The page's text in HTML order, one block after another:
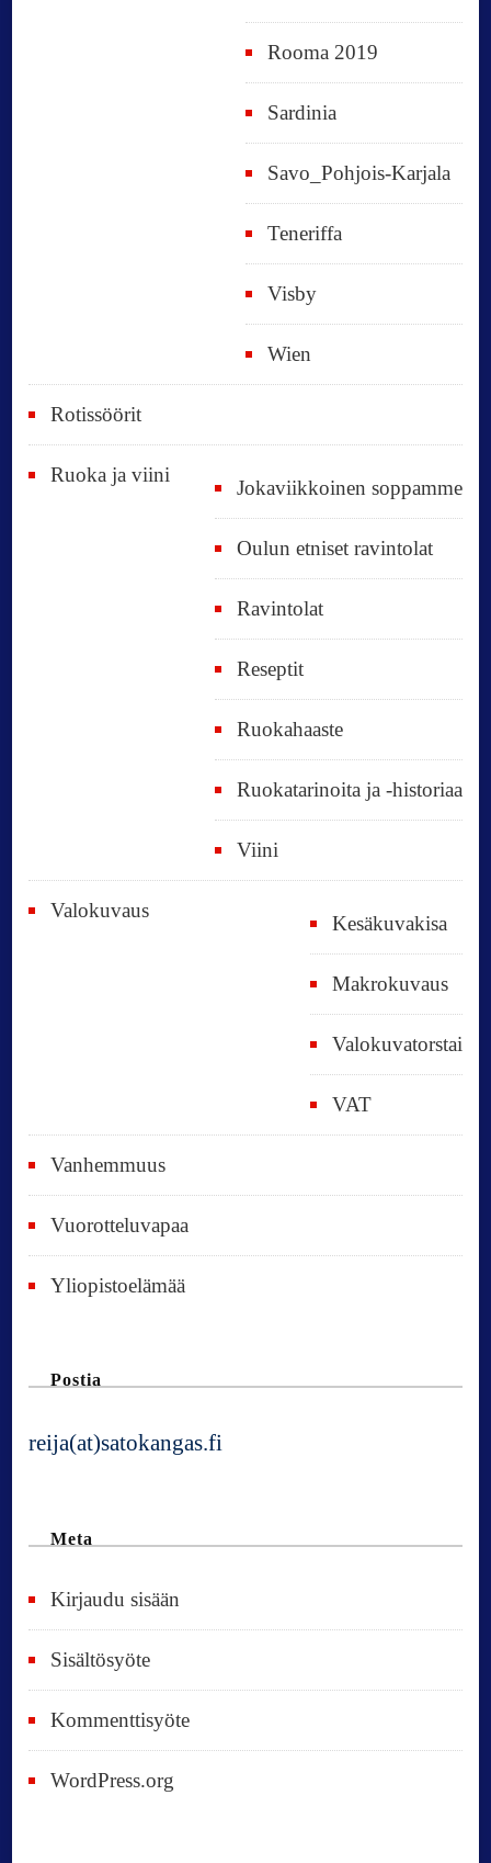
Rooma 2019
Sardinia
Savo_Pohjois-Karjala
Teneriffa
Visby
Wien
Rotissöörit
Ruoka ja viini
Jokaviikkoinen soppamme
Oulun etniset ravintolat
Ravintolat
Reseptit
Ruokahaaste
Ruokatarinoita ja -historiaa
Viini
Valokuvaus
Kesäkuvakisa
Makrokuvaus
Valokuvatorstai
VAT
Vanhemmuus
Vuorotteluvapaa
Yliopistoelämää
Postia
reija(at)satokangas.fi
Meta
Kirjaudu sisään
Sisältösyöte
Kommenttisyöte
WordPress.org